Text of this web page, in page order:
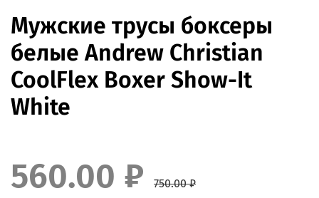
Мужские трусы боксеры
белые Andrew Christian
CoolFlex Boxer Show-It
White
560.00 ₽ 750.00 ₽